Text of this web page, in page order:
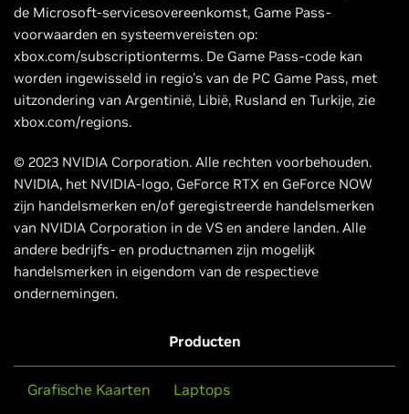
de Microsoft-servicesovereenkomst, Game Pass-
voorwaarden en systeemvereisten op:
xbox.com/subscriptionterms. De Game Pass-code kan
worden ingewisseld in regio's van de PC Game Pass, met
uitzondering van Argentinië, Libië, Rusland en Turkije, zie
xbox.com/regions.
© 2023 NVIDIA Corporation. Alle rechten voorbehouden.
NVIDIA, het NVIDIA-logo, GeForce RTX en GeForce NOW
zijn handelsmerken en/of geregistreerde handelsmerken
van NVIDIA Corporation in de VS en andere landen. Alle
andere bedrijfs- en productnamen zijn mogelijk
handelsmerken in eigendom van de respectieve
ondernemingen.
Producten
Grafische Kaarten Laptops